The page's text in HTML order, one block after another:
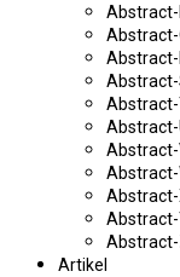
Abstract-
Abstract-
Abstract-
Abstract-
Abstract-
Abstract-
Abstract-
Artikel